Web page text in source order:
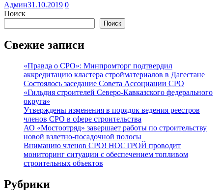
Админ31.10.2019 0
Поиск
Поиск
Свежие записи
«Правда о СРО»: Минпромторг подтвердил
аккредитацию кластера стройматериалов в Дагестане
Состоялось заседание Совета Ассоциации СРО
«Гильдия строителей Северо-Кавказского федерального
округа»
Утверждены изменения в порядок ведения реестров
членов СРО в сфере строительства
АО «Мостоотряд» завершает работы по строительству
новой взлетно-посадочной полосы
Вниманию членов СРО! НОСТРОЙ проводит
мониторинг ситуации с обеспечением топливом
строительных объектов
Рубрики